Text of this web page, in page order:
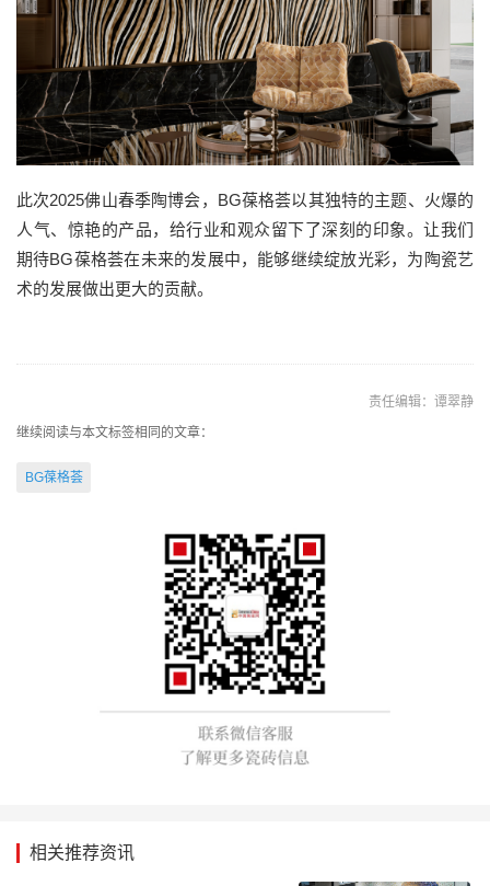
此次2025佛山春季陶博会，BG葆格荟以其独特的主题、火爆的
人气、惊艳的产品，给行业和观众留下了深刻的印象。让我们
期待BG葆格荟在未来的发展中，能够继续绽放光彩，为陶瓷艺
术的发展做出更大的贡献。
责任编辑：谭翠静
继续阅读与本文标签相同的文章：
BG葆格荟
相关推荐资讯